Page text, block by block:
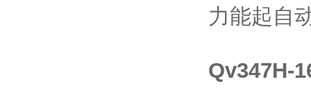
力能起自
Qv347H-